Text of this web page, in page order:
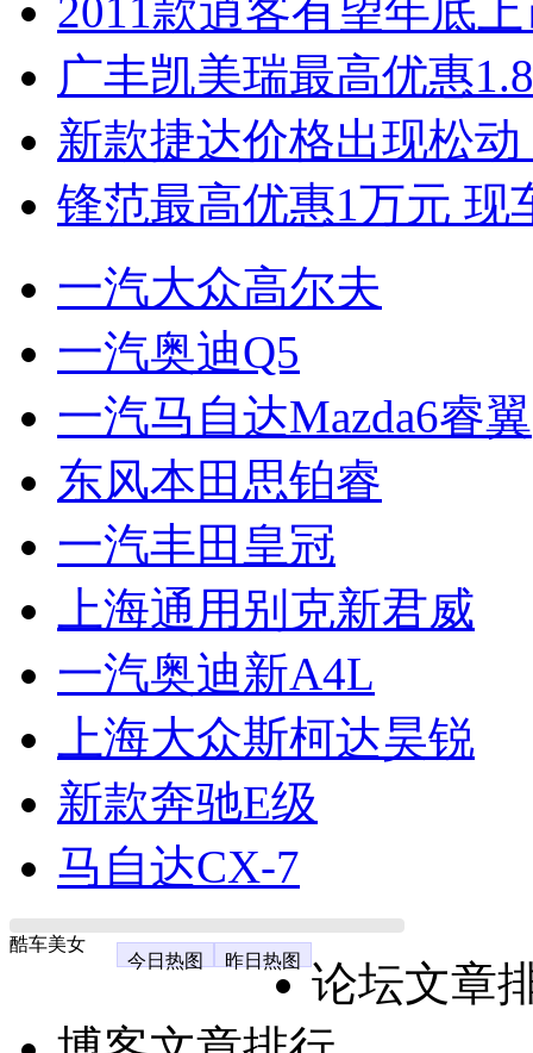
2011款逍客有望年底
广丰凯美瑞最高优惠
新款捷达价格出现松
锋范最高优惠1万元 现
一汽大众高尔夫
一汽奥迪Q5
一汽马自达Mazda6睿翼
东风本田思铂睿
一汽丰田皇冠
上海通用别克新君威
一汽奥迪新A4L
上海大众斯柯达昊锐
新款奔驰E级
马自达CX-7
酷车美女
今日热图
昨日热图
论坛文章